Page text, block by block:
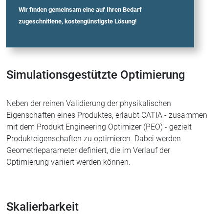
Wir finden gemeinsam eine auf Ihren Bedarf
zugeschnittene, kostengünstigste Lösung!
Simulationsgestützte Optimierung
Neben der reinen Validierung der physikalischen
Eigenschaften eines Produktes, erlaubt CATIA - zusammen
mit dem Produkt Engineering Optimizer (PEO) - gezielt
Produkteigenschaften zu optimieren. Dabei werden
Geometrieparameter definiert, die im Verlauf der
Optimierung variiert werden können.
Skalierbarkeit